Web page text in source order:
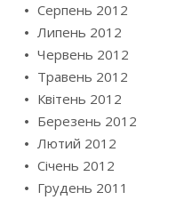
Серпень 2012
Липень 2012
Червень 2012
Травень 2012
Квітень 2012
Березень 2012
Лютий 2012
Січень 2012
Грудень 2011